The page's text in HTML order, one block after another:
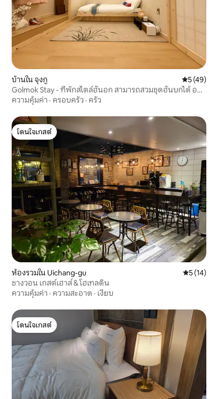
บ้านใน จุงกู คะแนนเฉลี่
5 (49)
Golmok Stay - ที่พักสไตล์ฮันอก สามารถสวมชุดฮันบกได้ อยู่
ห่างจากนัมโพดงและตลาดกลางคืน 5 นาที
ความคุ้มค่า · ครอบครัว · ครัว
โดนใจเกสต์
โดนใจเกสต์
ห้องรวมใน Uichang-gu คะแนนเฉลี่
5 (14)
ชางวอน เกสต์เฮาส์ & โฮเทลดิน
ความคุ้มค่า · ความสะอาด · เงียบ
โดนใจเกสต์
โดนใจเกสต์